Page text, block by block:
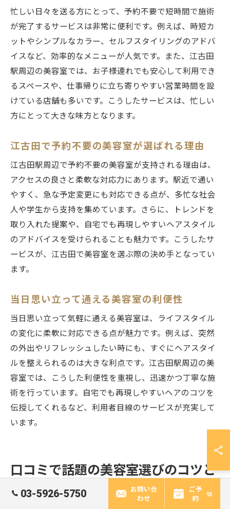
忙しい日々を送る方にとって、予約不要で短時間で施術
が完了するサービスは非常に便利です。例えば、時短カ
ットやシンプルなカラー、セルフスタイリングのアドバ
イスなど、効率的なメニューが人気です。また、江古田
駅周辺の美容室では、お子様連れでも安心して利用でき
るスペースや、仕事帰りに立ち寄りやすい営業時間を設
けている店舗も多いです。こうしたサービスは、忙しい
方にとって大きな味方となります。
江古田で予約不要の美容室が選ばれる理由
江古田駅周辺で予約不要の美容室が支持される理由は、
アクセスの良さと柔軟な対応力にあります。駅近で通い
やすく、急な予定変更にも対応できる点が、多忙な社会
人や学生から支持を集めています。さらに、トレンドを
取り入れた提案や、自宅でも再現しやすいヘアスタイル
のアドバイスを受けられることも魅力です。こうしたサ
ービスが、江古田で美容室を選ぶ際の決め手となってい
ます。
当日思い立って通える美容室の利便性
当日思い立って気軽に通える美容室は、ライフスタイル
の変化に柔軟に対応できる点が魅力です。例えば、突然
の外出やリフレッシュしたい時にも、すぐにヘアスタイ
ルを整えられるのは大きな利点です。江古田駅周辺の美
容室では、こうした利便性を重視し、迅速かつ丁寧な施
術を行っています。自宅でも再現しやすいヘアのコツを
伝授してくれるなど、利用者目線のサービスが充実して
います。
口コミで話題の美容室選びのコツと
は03-5926-5750
お問い合
わせ
ご予
約